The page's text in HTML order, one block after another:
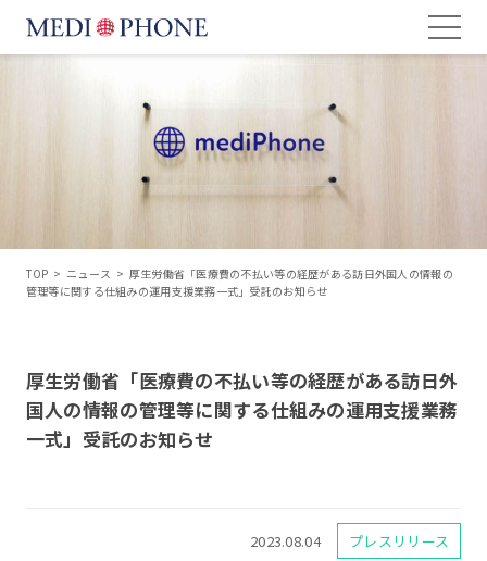
TOP > ニュース > 厚生労働省「医療費の不払い等の経歴がある訪日外国人の情報の
管理等に関する仕組みの運用支援業務一式」受託のお知らせ
厚生労働省「医療費の不払い等の経歴がある訪日外
国人の情報の管理等に関する仕組みの運用支援業務
一式」受託のお知らせ
2023.08.04 プレスリリース